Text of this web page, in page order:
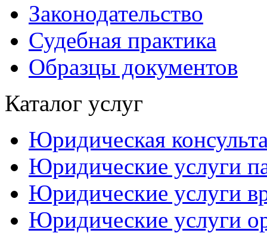
Законодательство
Судебная практика
Образцы документов
Каталог услуг
Юридическая
Юридические услуги
Юридические услуги
Юридические услуги